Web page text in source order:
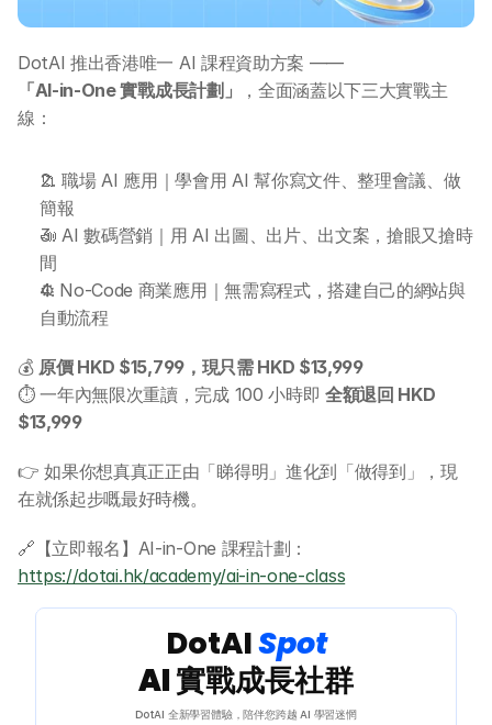
DotAI 推出香港唯一 AI 課程資助方案 ——
「AI-in-One 實戰成長計劃」
，全面涵蓋以下三大實戰主
線：
📁 職場 AI 應用｜學會用 AI 幫你寫文件、整理會議、做
簡報
📣 AI 數碼營銷｜用 AI 出圖、出片、出文案，搶眼又搶時
間
⚙️ No-Code 商業應用｜無需寫程式，搭建自己的網站與
自動流程
💰 原價 HKD $15,799，現只需 HKD $13,999
⏱️ 一年內無限次重讀，完成 100 小時即 全額退回 HKD
$13,999
👉 如果你想真真正正由「睇得明」進化到「做得到」，現
在就係起步嘅最好時機。
🔗【立即報名】AI-in-One 課程計劃：
https://dotai.hk/academy/ai-in-one-class
DotAI Spot
AI 實戰成長社群
DotAI 全新學習體驗，陪伴您跨越 AI 學習迷惘